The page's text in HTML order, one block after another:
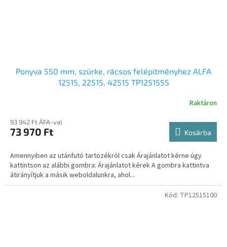
Ponyva 550 mm, szürke, rácsos felépitményhez ALFA
12515, 22515, 42515 TP1251555
Raktáron
93 942 Ft ÁFA-val
73 970 Ft Kosárba
Amennyiben az utánfutó tartozékról csak Árajánlatot kérne úgy
kattintson az alábbi gombra: Árajánlatot kérek A gombra kattintva
átirányítjuk a másik weboldalunkra, ahol...
Kód: TP12515100